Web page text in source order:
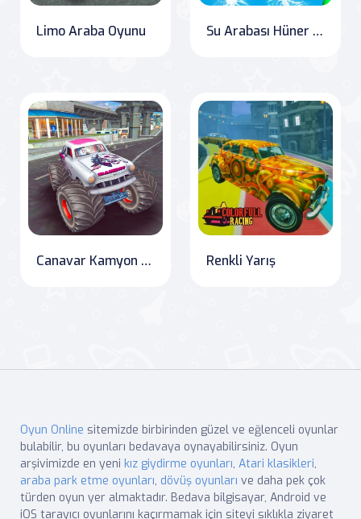
Limo Araba Oyunu Su Arabası Hüner Yarışı
Canavar Kamyon Şovlar Ücretsiz Jeep Yarış Oyunları Renkli Yarış
Oyun Online sitemizde birbirinden güzel ve eğlenceli oyunlar
bulabilir, bu oyunları bedavaya oynayabilirsiniz. Oyun
arşivimizde en yeni kız giydirme oyunları, Atari klasikleri,
araba park etme oyunları, dövüş oyunları ve daha pek çok
türden oyun yer almaktadır. Bedava bilgisayar, Android ve
iOS tarayıcı oyunlarını kaçırmamak için siteyi sıklıkla ziyaret